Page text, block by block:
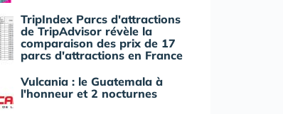
TripIndex Parcs d'attractions
de TripAdvisor révèle la
comparaison des prix de 17
parcs d'attractions en France
Vulcania : le Guatemala à
l'honneur et 2 nocturnes